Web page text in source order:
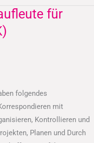
für
folgendes
mit
Kontrollieren und
Planen und Durch